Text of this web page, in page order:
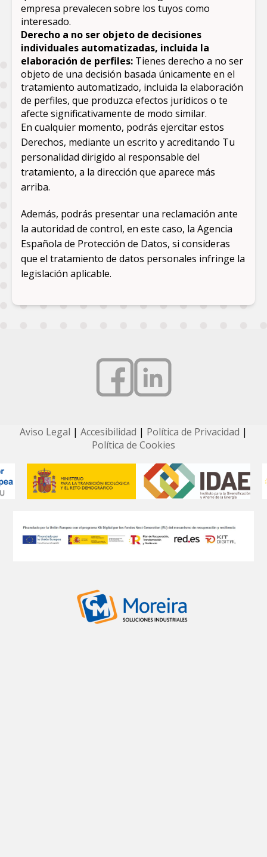
empresa prevalecen sobre los tuyos como
interesado.
Derecho a no ser objeto de decisiones
individuales automatizadas, incluida la
elaboración de perfiles: Tienes derecho a no ser
objeto de una decisión basada únicamente en el
tratamiento automatizado, incluida la elaboración
de perfiles, que produzca efectos jurídicos o te
afecte significativamente de modo similar.
En cualquier momento, podrás ejercitar estos
Derechos, mediante un escrito y acreditando Tu
personalidad dirigido al responsable del
tratamiento, a la dirección que aparece más
arriba.
Además, podrás presentar una reclamación ante
la autoridad de control, en este caso, la Agencia
Española de Protección de Datos, si consideras
que el tratamiento de datos personales infringe la
legislación aplicable.
Aviso Legal | Accesibilidad | Política de Privacidad |
Política de Cookies